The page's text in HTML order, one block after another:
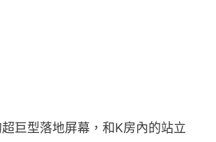
巨型落地屏幕，和K房內的站立